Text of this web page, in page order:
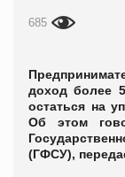
685
доход более
остаться на
Об этом
(ГФСУ),